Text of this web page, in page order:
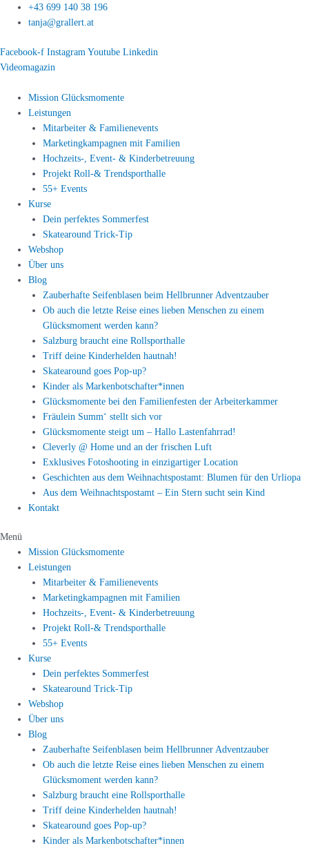
Inhalt
+43 699 140 38 196
tanja@grallert.at
Facebook-f Instagram Youtube Linkedin
Videomagazin
Mission Glücksmomente
Leistungen
Mitarbeiter & Familienevents
Marketingkampagnen mit Familien
Hochzeits-, Event- & Kinderbetreuung
Projekt Roll-& Trendsporthalle
55+ Events
Kurse
Dein perfektes Sommerfest
Skatearound Trick-Tip
Webshop
Über uns
Blog
Zauberhafte Seifenblasen beim Hellbrunner Adventzauber
Ob auch die letzte Reise eines lieben Menschen zu einem
Glücksmoment werden kann?
Salzburg braucht eine Rollsporthalle
Triff deine Kinderhelden hautnah!
Skatearound goes Pop-up?
Kinder als Markenbotschafter*innen
Glücksmomente bei den Familienfesten der Arbeiterkammer
Fräulein Summ‘ stellt sich vor
Glücksmomente steigt um – Hallo Lastenfahrrad!
Cleverly @ Home und an der frischen Luft
Exklusives Fotoshooting in einzigartiger Location
Geschichten aus dem Weihnachtspostamt: Blumen für den Urliopa
Aus dem Weihnachtspostamt – Ein Stern sucht sein Kind
Kontakt
Menü
Mission Glücksmomente
Leistungen
Mitarbeiter & Familienevents
Marketingkampagnen mit Familien
Hochzeits-, Event- & Kinderbetreuung
Projekt Roll-& Trendsporthalle
55+ Events
Kurse
Dein perfektes Sommerfest
Skatearound Trick-Tip
Webshop
Über uns
Blog
Zauberhafte Seifenblasen beim Hellbrunner Adventzauber
Ob auch die letzte Reise eines lieben Menschen zu einem
Glücksmoment werden kann?
Salzburg braucht eine Rollsporthalle
Triff deine Kinderhelden hautnah!
Skatearound goes Pop-up?
Kinder als Markenbotschafter*innen